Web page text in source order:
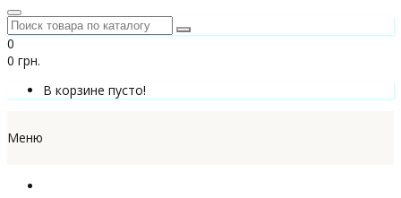
0
0 грн.
В корзине пусто!
Меню